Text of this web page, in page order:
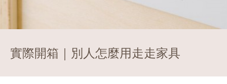
結帳
會員登入
實際開箱｜別人怎麼用走走家具